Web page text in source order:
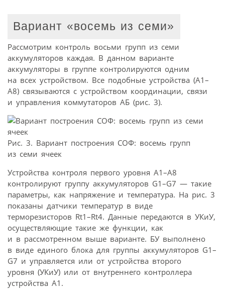
Вариант «восемь из семи»
Рассмотрим контроль восьми групп из семи
аккумуляторов каждая. В данном варианте
аккумуляторы в группе контролируются одним
на всех устройством. Все подобные устройства (А1–
А8) связываются с устройством координации, связи
и управления коммутаторов АБ (рис. 3).
Рис. 3. Вариант построения СОФ: восемь групп
из семи ячеек
Устройства контроля первого уровня А1–А8
контролируют группу аккумуляторов G1–G7 — такие
параметры, как напряжение и температура. На рис. 3
показаны датчики температур в виде
терморезисторов Rt1–Rt4. Данные передаются в УКиУ,
осуществляющие такие же функции, как
и в рассмотренном выше варианте. БУ выполнено
в виде единого блока для группы аккумуляторов G1–
G7 и управляется или от устройства второго
уровня (УКиУ) или от внутреннего контроллера
устройства А1.